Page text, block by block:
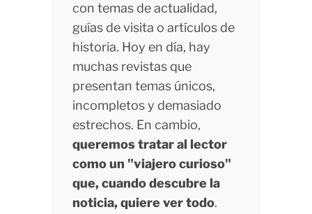
con temas de actualidad,
guías de visita o artículos de
historia. Hoy en día, hay
muchas revistas que
presentan temas únicos,
incompletos y demasiado
estrechos. En cambio,
queremos tratar al lector
como un "viajero curioso"
que, cuando descubre la
noticia, quiere ver todo.